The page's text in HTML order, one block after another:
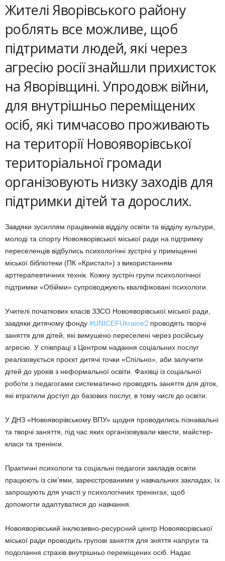
Жителі Яворівського району
роблять все можливе, щоб
підтримати людей, які через
агресію росії знайшли прихисток
на Яворівщині. Упродовж війни,
для внутрішньо переміщених
осіб, які тимчасово проживають
на території Новояворівської
територіальної громади
організовують низку заходів для
підтримки дітей та дорослих.
Завдяки зусиллям працівників відділу освіти та відділу культури,
молоді та спорту Новояворівської міської ради на підтримку
переселенців відбулись психологічні зустрічі у приміщенні
міської бібліотеки (ПК «Кристал») з використанням
арттерапевтичних технік. Кожну зустріч групи психологічної
підтримки «Обійми» супроводжують кваліфіковані психологи.
Учителі початкових класів ЗЗСО Новояворівської міської ради,
завдяки дитячому фонду #UNICEFUkraine проводять творчі
заняття для дітей, які вимушено переселені через російську
агресію. У співпраці з Центром надання соціальних послуг
реалізовується проєкт дитячі точки «Спільно», аби залучити
дітей до уроків з неформальної освіти. Фахівці із соціальної
роботи з педагогами систематично проводять заняття для діток,
які втратили доступ до базових послуг, в тому числі до освіти.
У ДНЗ «Новояворівському ВПУ» щодня проводились пізнавальні
та творчі заняття, під час яких організовували квести, майстер-
класи та тренінги.
Практичні психологи та соціальні педагоги закладів освіти
працюють із сім’ями, зареєстрованими у навчальних закладах, їх
запрошують для участі у психологічних тренінгах, щоб
допомогти адаптуватися до навчання.
Новояворівський інклюзивно-ресурсний центр Новояворівської
міської ради проводить групові заняття для зняття напруги та
подолання страхів внутрішньо переміщених осіб. Надає